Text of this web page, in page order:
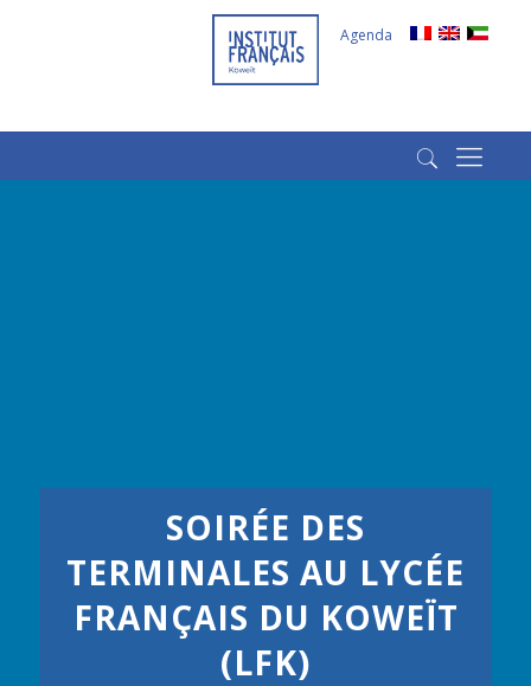
(+965) 66266980
Agenda
SOIRÉE DES
TERMINALES AU LYCÉE
FRANÇAIS DU KOWEÏT
(LFK)